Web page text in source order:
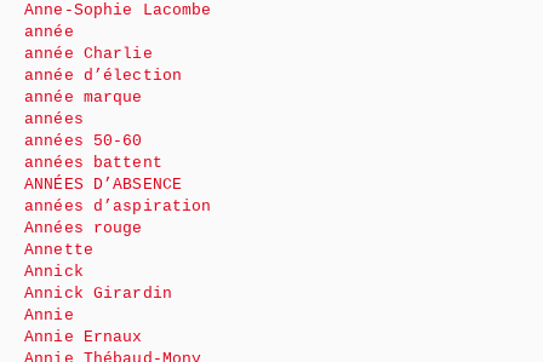
Anne-Sophie Lacombe
année
année Charlie
année d’élection
année marque
années
années 50-60
années battent
ANNÉES D’ABSENCE
années d’aspiration
Années rouge
Annette
Annick
Annick Girardin
Annie
Annie Ernaux